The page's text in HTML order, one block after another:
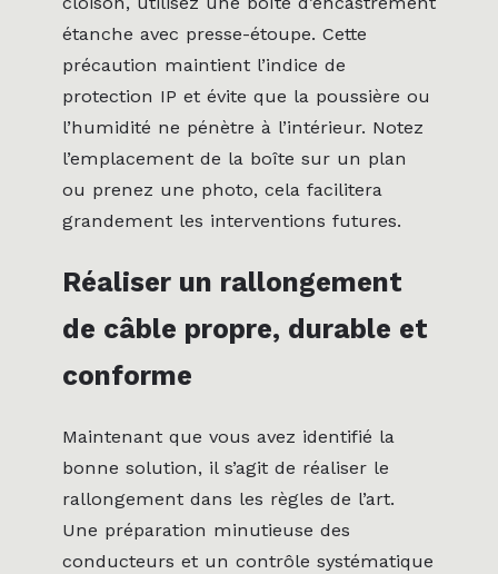
étanche avec presse-étoupe. Cette
précaution maintient l’indice de
protection IP et évite que la poussière ou
l’humidité ne pénètre à l’intérieur. Notez
l’emplacement de la boîte sur un plan
ou prenez une photo, cela facilitera
grandement les interventions futures.
Réaliser un rallongement
de câble propre, durable et
conforme
Maintenant que vous avez identifié la
bonne solution, il s’agit de réaliser le
rallongement dans les règles de l’art.
Une préparation minutieuse des
conducteurs et un contrôle systématique